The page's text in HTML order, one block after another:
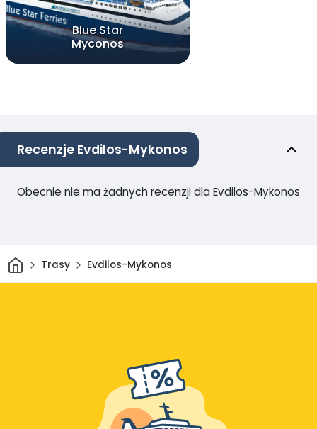
Blue Star
Myconos
Recenzje Evdilos-Mykonos
Obecnie nie ma żadnych recenzji dla Evdilos-Mykonos
DomTrasy Evdilos-Mykonos